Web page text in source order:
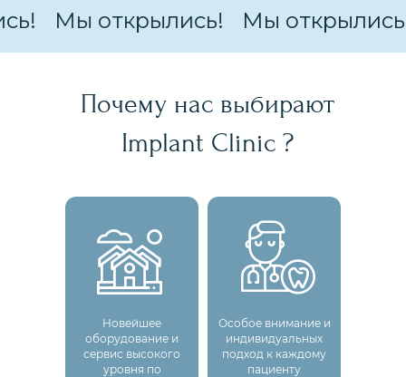
Мы открылись! Мы открылись!
Почему нас выбирают
Implant Clinic ?
Новейшее
оборудование и
сервис высокого
уровня по
Особое внимание и
индивидуальных
подход к каждому
пациенту